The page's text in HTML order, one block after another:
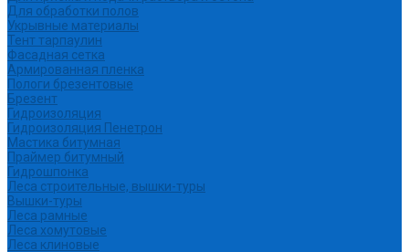
Для обработки полов
Укрывные материалы
Тент тарпаулин
Фасадная сетка
Армированная пленка
Пологи брезентовые
Брезент
Гидроизоляция
Гидроизоляция Пенетрон
Мастика битумная
Праймер битумный
Гидрошпонка
Леса строительные, вышки-туры
Вышки-туры
Леса рамные
Леса хомутовые
Леса клиновые